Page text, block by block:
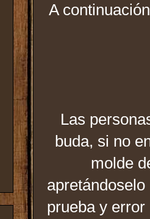
A
Las
buda, si no
molde
prueba y